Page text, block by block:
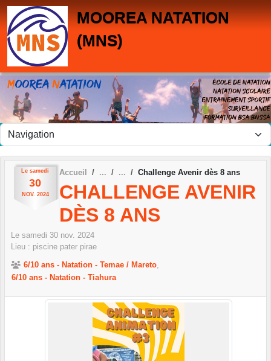
MOOREA NATATION
(MNS)
Le samedi
30
NOV. 2024
Accueil Challenge Avenir dès 8 ans
CHALLENGE AVENIR
DÈS 8 ANS
Le samedi 30 nov. 2024
Lieu : piscine pater pirae
6/10 ans - Natation - Temae / Mareto
6/10 ans - Natation - Tiahura
Panneau de gestion des cookies